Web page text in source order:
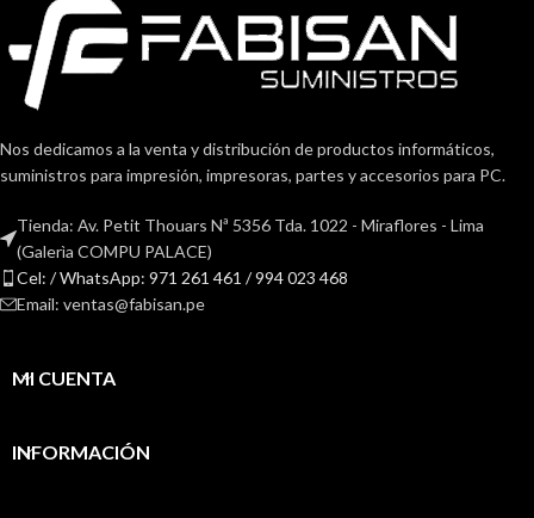
Nos dedicamos a la venta y distribución de productos informáticos,
suministros para impresión, impresoras, partes y accesorios para PC.
Tienda: Av. Petit Thouars Nª 5356 Tda. 1022 - Miraflores - Lima
(Galerìa COMPU PALACE)
Cel: / WhatsApp: 971 261 461 / 994 023 468
Email: ventas@fabisan.pe
MI CUENTA
INFORMACIÓN